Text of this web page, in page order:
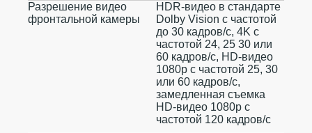
Разрешение видео
фронтальной камеры
HDR‑видео в стандарте
Dolby Vision с частотой
до 30 кадров/с, 4K с
частотой 24, 25 30 или
60 кадров/с, HD-видео
1080p с частотой 25, 30
или 60 кадров/с,
замедленная съемка
HD-видео 1080p с
частотой 120 кадров/с